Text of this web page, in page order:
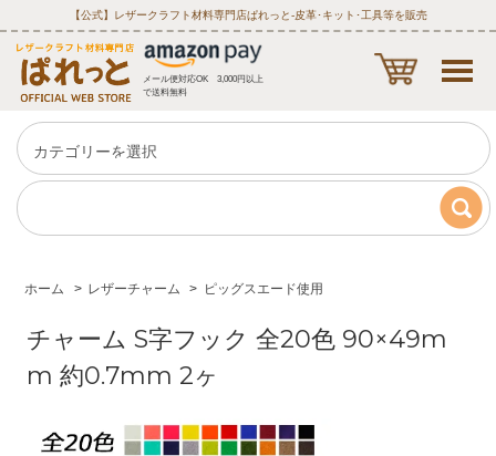
【公式】レザークラフト材料専門店ぱれっと‐皮革･キット･工具等を販売
メール便対応OK 3,000円以上
で送料無料
ホーム > レザーチャーム > ピッグスエード使用
チャーム S字フック 全20色 90×49m
m 約0.7mm 2ヶ